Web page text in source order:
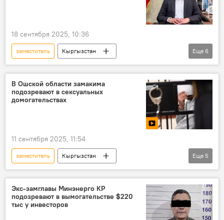
18 сентября 2025, 10:36
заместитель
Кыргызстан
Сокулукский район
аким
коррупция
задержание
Еще 6
В Ошской области замакима
подозревают в сексуальных
домогательствах
11 сентября 2025, 11:54
заместитель
Кыргызстан
Ошская область
домогательство
видео
Еще 5
Экс-замглавы Минэнерго КР
подозревают в вымогательстве $220
тыс у инвесторов